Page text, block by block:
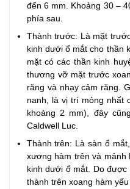
đến 6 mm. Khoảng 30 –
phía sau.
Thành trước: Là mặt
kinh dưới ổ mắt cho thần
mặt có các thần kinh
thương vỡ mặt trước
răng và nhạy cảm răng.
nanh, là vị trí mỏng nhất
khoảng 2 mm), đây
Caldwell Luc.
Thành trên: Là sàn ổ
xương hàm trên và mảnh
kinh dưới ổ mắt. Do được
thành trên xoang hàm